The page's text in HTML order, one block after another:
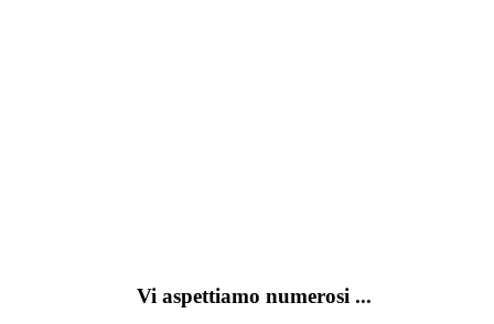
Vi aspettiamo numerosi ...